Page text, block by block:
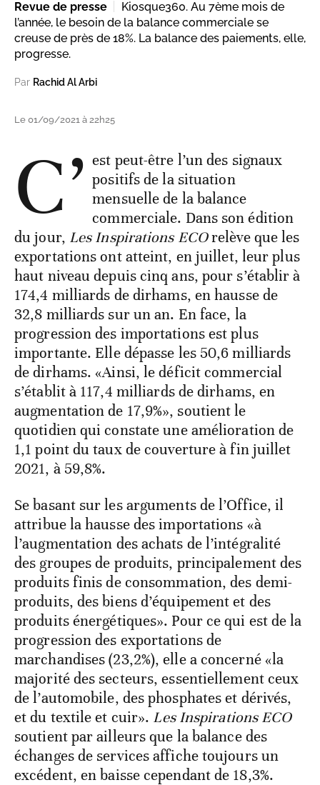
Revue de presse
Kiosque360. Au 7ème mois de
l’année, le besoin de la balance commerciale se
creuse de près de 18%. La balance des paiements, elle,
progresse.
Par Rachid Al Arbi
Le 01/09/2021 à 22h25
C’ est peut-être l’un des signaux
positifs de la situation
mensuelle de la balance
commerciale. Dans son édition
du jour, Les Inspirations ECOrelève que les
exportations ont atteint, en juillet, leur plus
haut niveau depuis cinq ans, pour s’établir à
174,4 milliards de dirhams, en hausse de
32,8 milliards sur un an. En face, la
progression des importations est plus
importante. Elle dépasse les 50,6 milliards
de dirhams. «Ainsi, le déficit commercial
s’établit à 117,4 milliards de dirhams, en
augmentation de 17,9%», soutient le
quotidien qui constate une amélioration de
1,1 point du taux de couverture à fin juillet
2021, à 59,8%.
Se basant sur les arguments de l’Office, il
attribue la hausse des importations «à
l’augmentation des achats de l’intégralité
des groupes de produits, principalement des
produits finis de consommation, des demi-
produits, des biens d’équipement et des
produits énergétiques». Pour ce qui est de la
progression des exportations de
marchandises (23,2%), elle a concerné «la
majorité des secteurs, essentiellement ceux
de l’automobile, des phosphates et dérivés,
et du textile et cuir». Les Inspirations ECO
soutient par ailleurs que la balance des
échanges de services affiche toujours un
excédent, en baisse cependant de 18,3%.